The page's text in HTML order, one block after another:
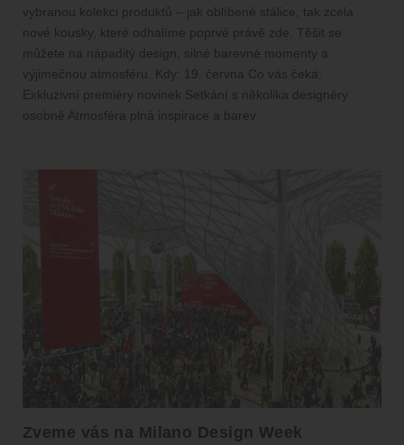
vybranou kolekci produktů – jak oblíbené stálice, tak zcela
nové kousky, které odhalíme poprvé právě zde. Těšit se
můžete na nápaditý design, silné barevné momenty a
výjimečnou atmosféru. Kdy: 19. června Co vás čeká:
Exkluzivní premiéry novinek Setkání s několika designéry
osobně Atmosféra plná inspirace a barev
Zveme vás na Milano Design Week